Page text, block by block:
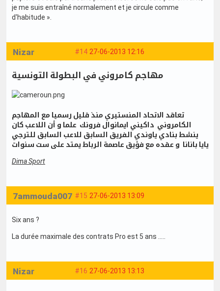
je me suis entraîné normalement et je circule comme
d'habitude ».
#14 27-06-2013 12:16
Nizar
مهاجم كامروني في البطولة التونسية
تعاقد الاتحاد المنستيري منذ قليل رسميا مع المهاجم
الكامروني داكيني ايمانوال فرونك علما و أن اللاعب كان
ينشط بنادي ياوندي الفريق السابق للاعب السابق للترجي
يايا بانانا و عقده مع فؤيق عاصمة الرباط يمتد على ست سنوات
Dima Sport
#15 27-06-2013 13:09
7ammouda007
Six ans ?
La durée maximale des contrats Pro est 5 ans .....
#16 27-06-2013 13:13
Nizar